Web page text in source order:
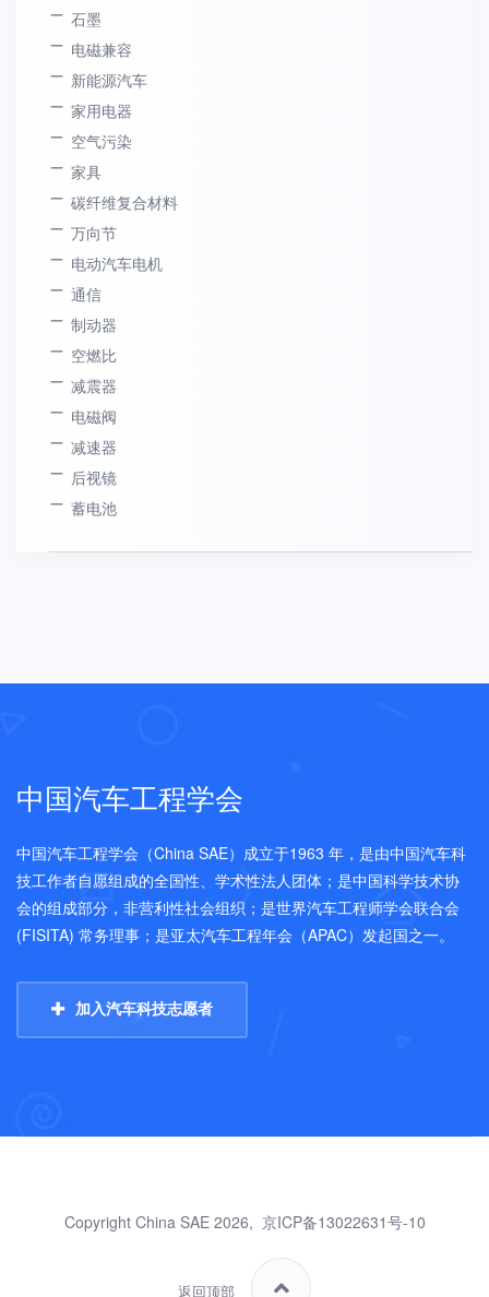
石墨
电磁兼容
新能源汽车
家用电器
空气污染
家具
碳纤维复合材料
万向节
电动汽车电机
通信
制动器
空燃比
减震器
电磁阀
减速器
后视镜
蓄电池
中国汽车工程学会
中国汽车工程学会（China SAE）成立于1963 年，是由中国汽车科
技工作者自愿组成的全国性、学术性法人团体；是中国科学技术协
会的组成部分，非营利性社会组织；是世界汽车工程师学会联合会
(FISITA) 常务理事；是亚太汽车工程年会（APAC）发起国之一。
加入汽车科技志愿者
Copyright China SAE 2026, 京ICP备13022631号-10
返回顶部